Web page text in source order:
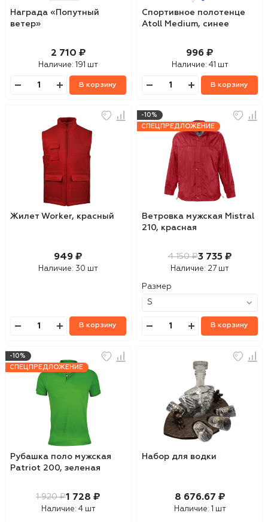
Награда «Попутный
ветер»
2 710 ₽
Наличие: 191 шт
В корзину
Спортивное полотенце
Atoll Medium, синее
996 ₽
Наличие: 41 шт
В корзину
Жилет Worker, красный
949 ₽
Наличие: 30 шт
В корзину
-10%
СПЕЦПРЕДЛОЖЕНИЕ
Ветровка мужская Mistral
210, красная
4 150 ₽3 735 ₽
Наличие: 27 шт
Размер
В корзину
-10%
СПЕЦПРЕДЛОЖЕНИЕ
Рубашка поло мужская
Patriot 200, зеленая
1 920 ₽1 728 ₽
Наличие: 4 шт
Набор для водки
8 676.67 ₽
Наличие: 1 шт